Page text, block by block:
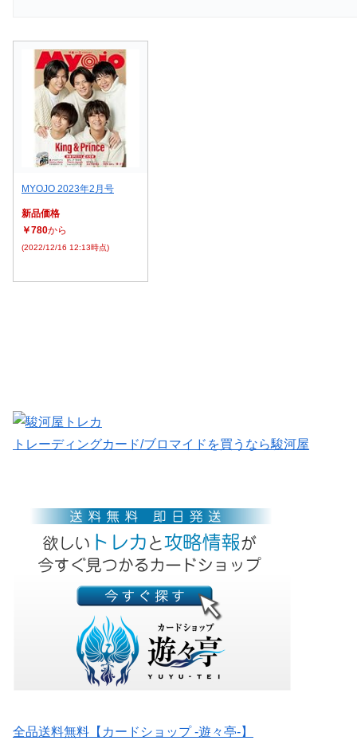
MYOJO 2023年2月号
新品価格
￥780から
(2022/12/16 12:13時点)
トレーディングカード/ブロマイドを買うなら駿河屋
全品送料無料【カードショップ -遊々亭-】